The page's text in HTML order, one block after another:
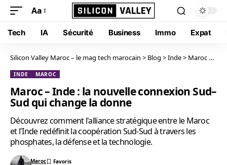
Aa
Tech IA Sécurité Business Immo Expat
Silicon Valley Maroc – le mag tech marocain > Blog >Inde> Maroc – Inde : la nouvelle connexion Sud–Sud qui change la donne
INDE MAROC
Maroc – Inde : la nouvelle connexion Sud–
Sud qui change la donne
Découvrez comment l'alliance stratégique entre le Maroc
et l'Inde redéfinit la coopération Sud-Sud à travers les
phosphates, la défense et la technologie.
Maroc